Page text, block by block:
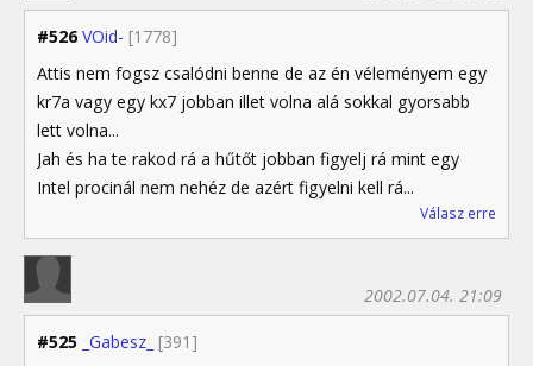
#526 VOid- [1778]
Attis nem fogsz csalódni benne de az én véleményem egy
kr7a vagy egy kx7 jobban illet volna alá sokkal gyorsabb
lett volna...
Jah és ha te rakod rá a hűtőt jobban figyelj rá mint egy
Intel procinál nem nehéz de azért figyelni kell rá...
Válasz erre
#525 _Gabesz_ [391]
2002.07.04. 21:09